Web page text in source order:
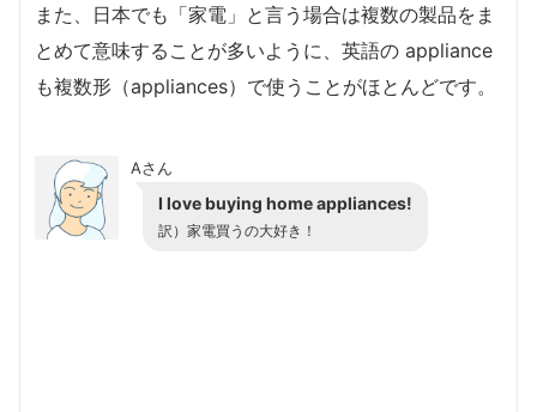
また、日本でも「家電」と言う場合は複数の製品をま
とめて意味することが多いように、英語の appliance
も複数形（appliances）で使うことがほとんどです。
Aさん
I love buying home appliances!
訳）家電買うの大好き！